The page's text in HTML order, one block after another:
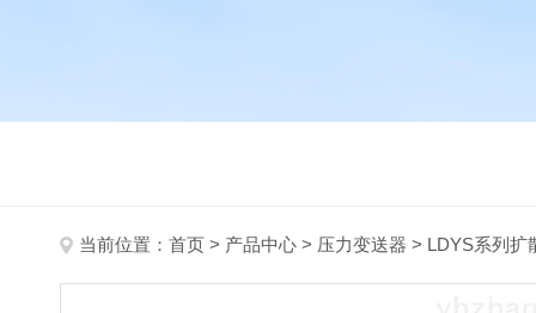
当前位置： 首页 > 产品中心 > 压力变送器 > LDYS系列扩